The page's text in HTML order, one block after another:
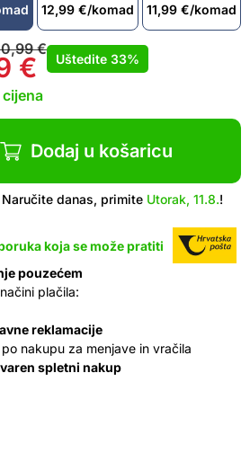
12,99 €/komad
11,99 €/komad
€
€ Uštedite 33%
Dodaj u košaricu
Naručite danas, primite Utorak, 11.8.!
koja se može pratiti
pouzećem
plačila:
reklamacije
nakupu za menjave in vračila
spletni nakup